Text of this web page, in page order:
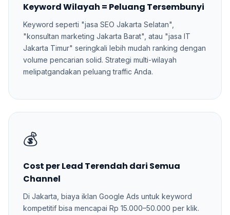
Keyword Wilayah = Peluang Tersembunyi
Keyword seperti "jasa SEO Jakarta Selatan",
"konsultan marketing Jakarta Barat", atau "jasa IT
Jakarta Timur" seringkali lebih mudah ranking dengan
volume pencarian solid. Strategi multi-wilayah
melipatgandakan peluang traffic Anda.
💰
Cost per Lead Terendah dari Semua
Channel
Di Jakarta, biaya iklan Google Ads untuk keyword
kompetitif bisa mencapai Rp 15.000–50.000 per klik.